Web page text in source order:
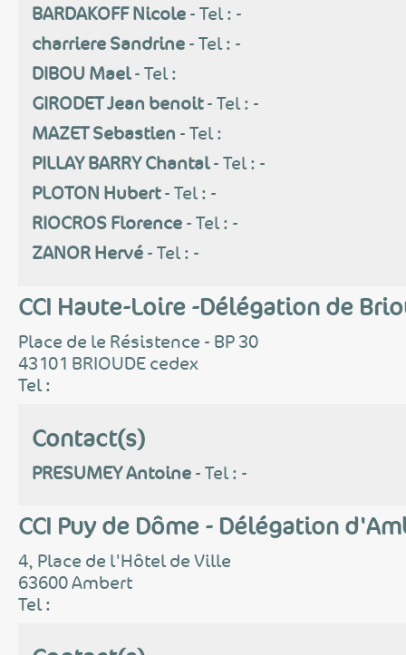
BARDAKOFF Nicole- Tel : -
charriere Sandrine- Tel : -
DIBOU Mael- Tel :
GIRODET Jean benoit- Tel : -
MAZET Sebastien - Tel :
PILLAY BARRY Chantal- Tel : -
PLOTON Hubert- Tel : -
RIOCROS Florence- Tel : -
ZANOR Hervé- Tel : -
CCI Haute-Loire -Délégation de
Place de le Résistence - BP 30
43101 BRIOUDE cedex
Tel :
Contact(s)
PRESUMEY Antoine- Tel : -
CCI Puy de Dôme - Délégation
4, Place de l'Hôtel de Ville
63600 Ambert
Tel :